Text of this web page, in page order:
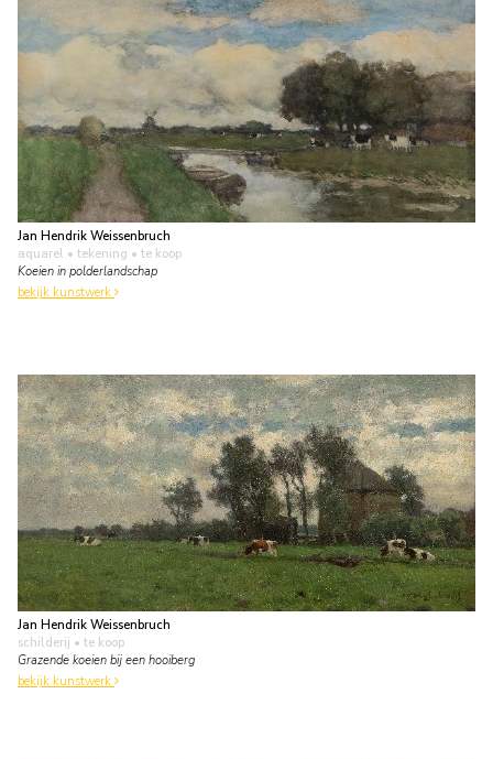
Jan Hendrik Weissenbruch
aquarel • tekening • te koop
Koeien in polderlandschap
bekijk kunstwerk
Jan Hendrik Weissenbruch
schilderij • te koop
Grazende koeien bij een hooiberg
bekijk kunstwerk